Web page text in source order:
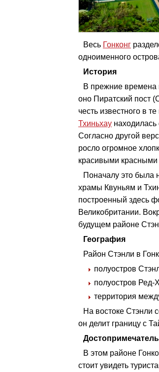
Весь Гонконг
одноименного
История
В прежние времена
оно Пиратский пост
честь известного в
Тхиньхау
Согласно другой
росло огромное
красивыми красными
Поначалу это была
храмы Квуньям и
построенный здесь
Великобритании.
будущем районе
География
Район Стэнли в
полуостров
полуостров Ред-
территория
На востоке Стэнли
он делит границу с
В этом районе
стоит увидеть